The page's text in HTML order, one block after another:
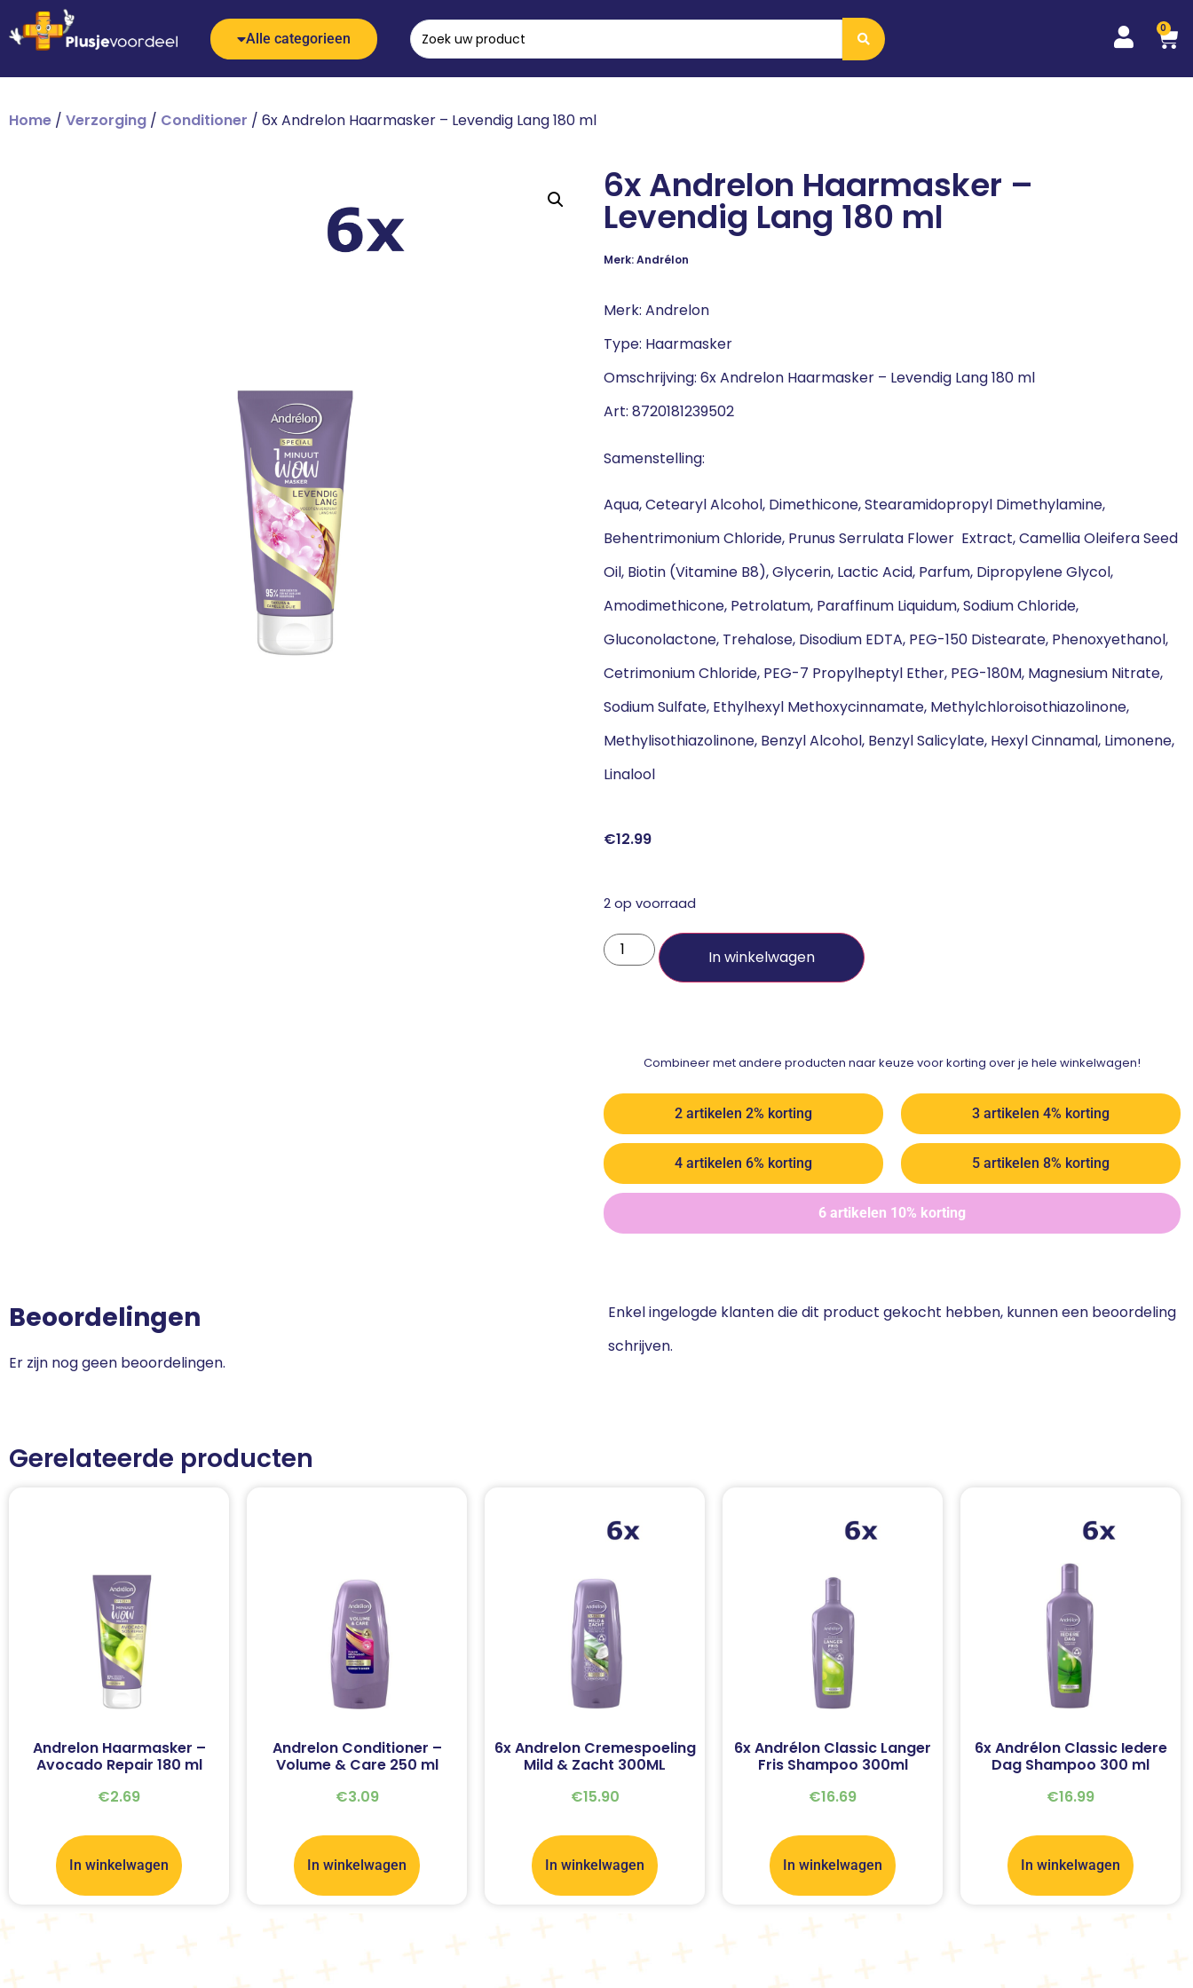
Alle categorieen
0
Home / Verzorging / Conditioner / 6x Andrelon Haarmasker – Levendig Lang 180 ml
6x Andrelon Haarmasker –
Levendig Lang 180 ml
Merk: Andrélon
Merk: Andrelon
Type: Haarmasker
Omschrijving: 6x Andrelon Haarmasker – Levendig Lang 180 ml
Art: 8720181239502
Samenstelling:
Aqua, Cetearyl Alcohol, Dimethicone, Stearamidopropyl Dimethylamine,
Behentrimonium Chloride, Prunus Serrulata Flower Extract, Camellia Oleifera Seed
Oil, Biotin (Vitamine B8), Glycerin, Lactic Acid, Parfum, Dipropylene Glycol,
Amodimethicone, Petrolatum, Paraffinum Liquidum, Sodium Chloride,
Gluconolactone, Trehalose, Disodium EDTA, PEG-150 Distearate, Phenoxyethanol,
Cetrimonium Chloride, PEG-7 Propylheptyl Ether, PEG-180M, Magnesium Nitrate,
Sodium Sulfate, Ethylhexyl Methoxycinnamate, Methylchloroisothiazolinone,
Methylisothiazolinone, Benzyl Alcohol, Benzyl Salicylate, Hexyl Cinnamal, Limonene,
Linalool
€12.99
2 op voorraad
In winkelwagen
Combineer met andere producten naar keuze voor korting over je hele winkelwagen!
2 artikelen 2% korting 3 artikelen 4% korting
4 artikelen 6% korting 5 artikelen 8% korting
6 artikelen 10% korting
Beoordelingen
Er zijn nog geen beoordelingen.
Enkel ingelogde klanten die dit product gekocht hebben, kunnen een beoordeling
schrijven.
Gerelateerde producten
Andrelon Haarmasker –
Avocado Repair 180 ml
€2.69
In winkelwagen
Andrelon Conditioner –
Volume & Care 250 ml
€3.09
In winkelwagen
6x Andrelon Cremespoeling
Mild & Zacht 300ML
€15.90
In winkelwagen
6x Andrélon Classic Langer
Fris Shampoo 300ml
€16.69
In winkelwagen
6x Andrélon Classic Iedere
Dag Shampoo 300 ml
€16.99
In winkelwagen